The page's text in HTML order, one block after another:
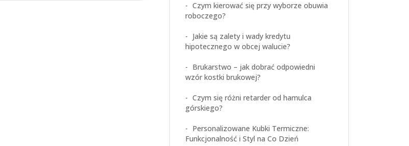
Czym kierować się przy wyborze obuwia
roboczego?
Jakie są zalety i wady kredytu
hipotecznego w obcej walucie?
Brukarstwo – jak dobrać odpowiedni
wzór kostki brukowej?
Czym się różni retarder od hamulca
górskiego?
Personalizowane Kubki Termiczne:
Funkcjonalność i Styl na Co Dzień